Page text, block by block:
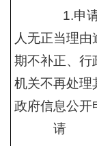
1.申
人无正当理由
期不补正、行
机关不再处理
政府信息公开
请